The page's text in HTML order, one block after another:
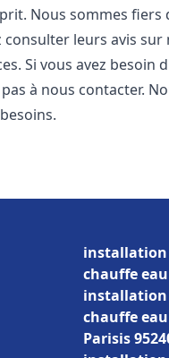
Nous sommes fiers
leurs avis
Si vous avez besoin
à nous contacter.
installation
chauffe
installation
chauffe
Parisis